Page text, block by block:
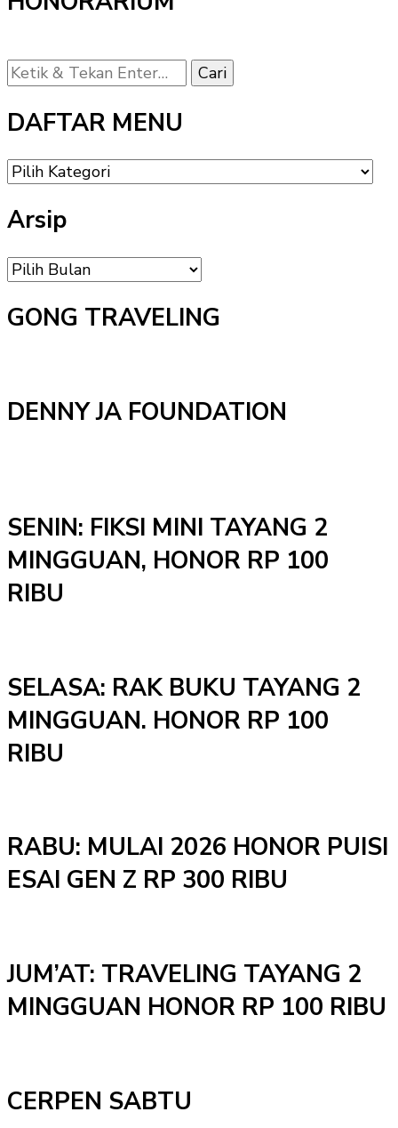
Mencari
Sesuatu?
DAFTAR MENU
DAFTAR
MENU
Arsip
Arsip
GONG TRAVELING
DENNY JA FOUNDATION
SENIN: FIKSI MINI TAYANG 2
MINGGUAN, HONOR RP 100
RIBU
SELASA: RAK BUKU TAYANG 2
MINGGUAN. HONOR RP 100
RIBU
RABU: MULAI 2026 HONOR PUISI
ESAI GEN Z RP 300 RIBU
JUM’AT: TRAVELING TAYANG 2
MINGGUAN HONOR RP 100 RIBU
CERPEN SABTU